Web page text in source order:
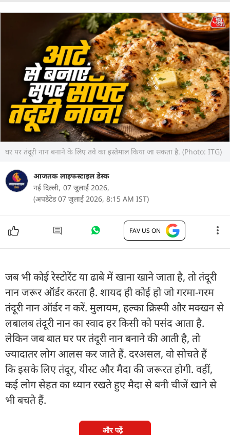
घर पर तंदूरी नान बनाने के लिए तवे का इस्तेमाल किया जा सकता है. (Photo: ITG)
आजतक लाइफस्टाइल डेस्क
नई दिल्ली, 07 जुलाई 2026,
(अपडेटेड 07 जुलाई 2026, 8:15 AM IST)
FAV US ON
जब भी कोई रेस्टोरेंट या ढाबे में खाना खाने जाता है, तो तंदूरी
नान जरूर ऑर्डर करता है. शायद ही कोई हो जो गरमा-गरम
तंदूरी नान ऑर्डर न करें. मुलायम, हल्का क्रिस्पी और मक्खन से
लबालब तंदूरी नान का स्वाद हर किसी को पसंद आता है.
लेकिन जब बात घर पर तंदूरी नान बनाने की आती है, तो
ज्यादातर लोग आलस कर जाते हैं. दरअसल, वो सोचते हैं
कि इसके लिए तंदूर, यीस्ट और मैदा की जरूरत होगी. वहीं,
कई लोग सेहत का ध्यान रखते हुए मैदा से बनी चीजें खाने से
भी बचते हैं.
और पढ़ें